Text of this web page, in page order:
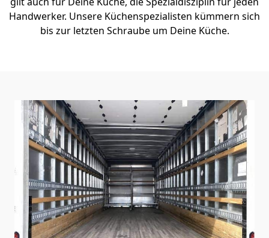
Handwerker. Unsere Küchenspezialisten kümmern sich
bis zur letzten Schraube um Deine Küche.